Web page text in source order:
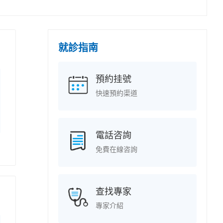
就診指南
預約挂號
快速預約渠道
電話咨詢
免費在線咨詢
查找專家
專家介紹